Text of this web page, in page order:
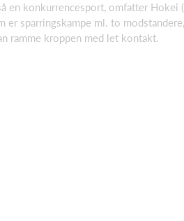
en konkurrencesport, omfatter Hokei
er sparringskampe ml. to
ramme kroppen med let kontakt.